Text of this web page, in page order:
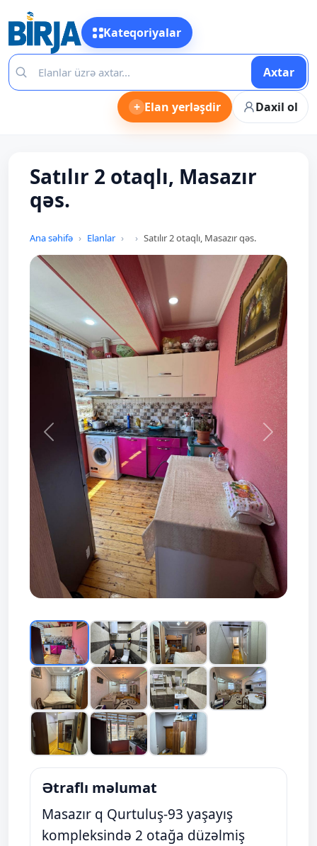
Kateqoriyalar
Axtar
+ Elan yerləşdir Daxil ol
Satılır 2 otaqlı, Masazır
qəs.
Ana səhifə Elanlar Satılır 2 otaqlı, Masazır qəs.
Prev Next
Ətraflı məlumat
Masazır q Qurtuluş-93 yaşayış
kompleksində 2 otağa düzəlmiş